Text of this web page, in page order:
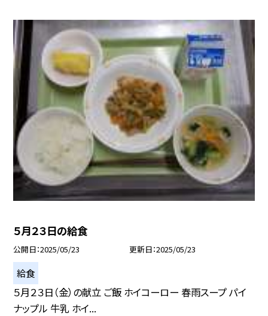
５月２３日の給食
公開日 2025/05/23 更新日 2025/05/23
給食
５月２３日（金）の献立 ご飯 ホイコーロー 春雨スープ パイ
ナップル 牛乳 ホイ...